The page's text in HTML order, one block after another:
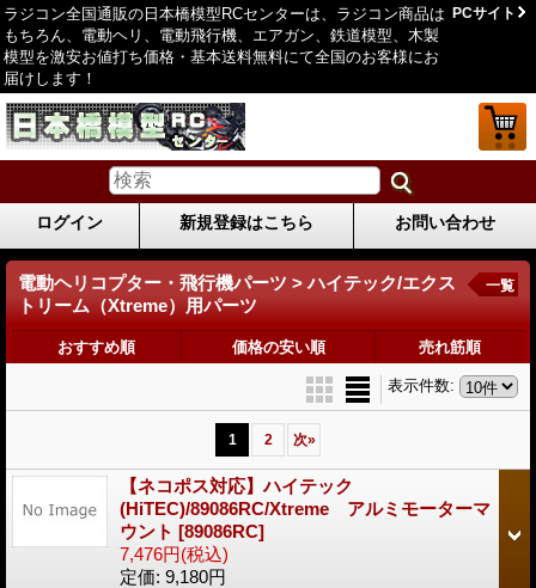
ラジコン全国通販の日本橋模型RCセンターは、ラジコン商品は
もちろん、電動ヘリ、電動飛行機、エアガン、鉄道模型、木製
模型を激安お値打ち価格・基本送料無料にて全国のお客様にお
届けします！
PCサイト
ログイン 新規登録はこちら お問い合わせ
電動ヘリコプター・飛行機パーツ > ハイテック/エクス
トリーム（Xtreme）用パーツ
一覧
おすすめ順 価格の安い順 売れ筋順
表示件数:
1 2 次»
【ネコポス対応】ハイテック
(HiTEC)/89086RC/Xtreme アルミモーターマ
ウント [89086RC]
7,476円(税込)
定価: 9,180円